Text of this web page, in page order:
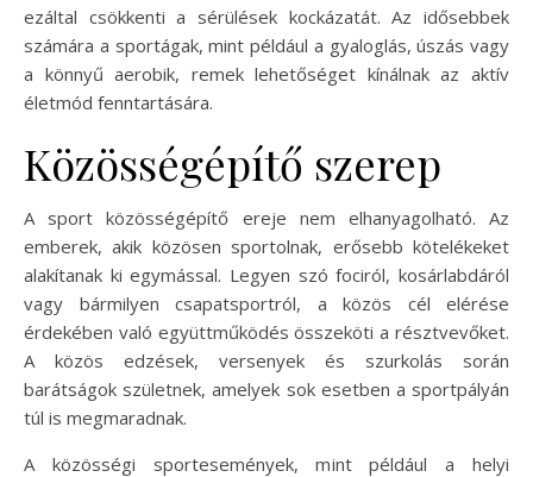
ezáltal csökkenti a sérülések kockázatát. Az idősebbek
számára a sportágak, mint például a gyaloglás, úszás vagy
a könnyű aerobik, remek lehetőséget kínálnak az aktív
életmód fenntartására.
Közösségépítő szerep
A sport közösségépítő ereje nem elhanyagolható. Az
emberek, akik közösen sportolnak, erősebb kötelékeket
alakítanak ki egymással. Legyen szó fociról, kosárlabdáról
vagy bármilyen csapatsportról, a közös cél elérése
érdekében való együttműködés összeköti a résztvevőket.
A közös edzések, versenyek és szurkolás során
barátságok születnek, amelyek sok esetben a sportpályán
túl is megmaradnak.
A közösségi sportesemények, mint például a helyi